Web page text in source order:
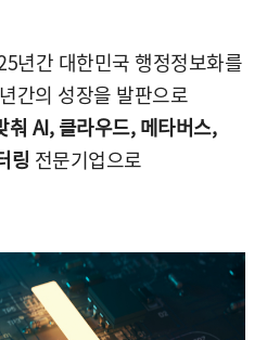
년간 대한민국 행정정보화를
간의 성장을 발판으로
AI, 클라우드, 메타버스,
링 전문기업으로